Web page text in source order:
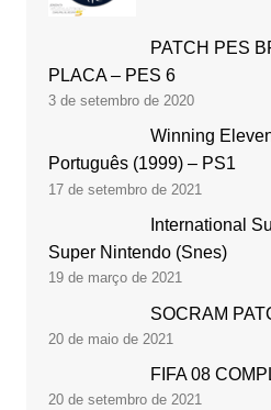
PATCH PES
PLACA – PES 6
3 de setembro de 2020
Winning
Português (1999) – PS1
17 de setembro de 2021
International
Super Nintendo (Snes)
19 de março de 2021
SOCRAM
20 de maio de 2021
FIFA 08
20 de setembro de 2021